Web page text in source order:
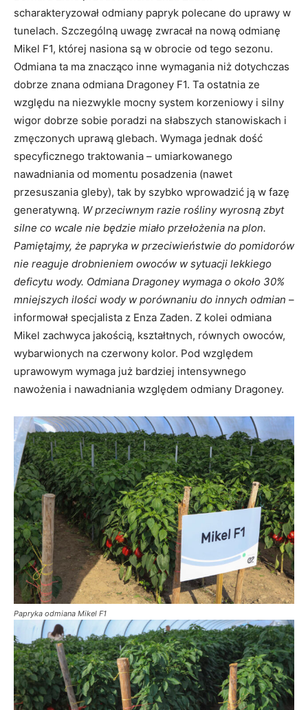
scharakteryzował odmiany papryk polecane do uprawy w
tunelach. Szczególną uwagę zwracał na nową odmianę
Mikel F1, której nasiona są w obrocie od tego sezonu.
Odmiana ta ma znacząco inne wymagania niż dotychczas
dobrze znana odmiana Dragoney F1. Ta ostatnia ze
względu na niezwykle mocny system korzeniowy i silny
wigor dobrze sobie poradzi na słabszych stanowiskach i
zmęczonych uprawą glebach. Wymaga jednak dość
specyficznego traktowania – umiarkowanego
nawadniania od momentu posadzenia (nawet
przesuszania gleby), tak by szybko wprowadzić ją w fazę
generatywną. W przeciwnym razie rośliny wyrosną zbyt
silne co wcale nie będzie miało przełożenia na plon.
Pamiętajmy, że papryka w przeciwieństwie do pomidorów
nie reaguje drobnieniem owoców w sytuacji lekkiego
deficytu wody. Odmiana Dragoney wymaga o około 30%
mniejszych ilości wody w porównaniu do innych odmian –
informował specjalista z Enza Zaden. Z kolei odmiana
Mikel zachwyca jakością, kształtnych, równych owoców,
wybarwionych na czerwony kolor. Pod względem
uprawowym wymaga już bardziej intensywnego
nawożenia i nawadniania względem odmiany Dragoney.
Papryka odmiana Mikel F1